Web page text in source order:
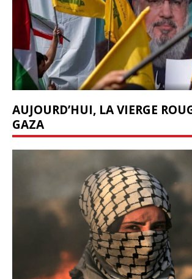
AUJOURD’HUI, LA VIERGE
GAZA